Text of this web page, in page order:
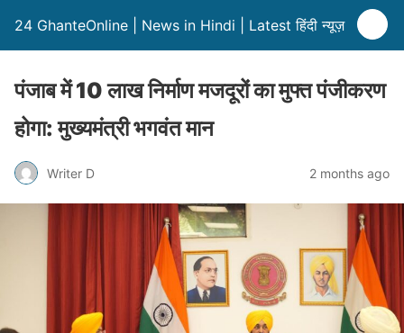
24 GhanteOnline | News in Hindi | Latest हिंदी न्यूज़
पंजाब में 10 लाख निर्माण मजदूरों का मुफ्त पंजीकरण
होगा: मुख्यमंत्री भगवंत मान
Writer D 2 months ago